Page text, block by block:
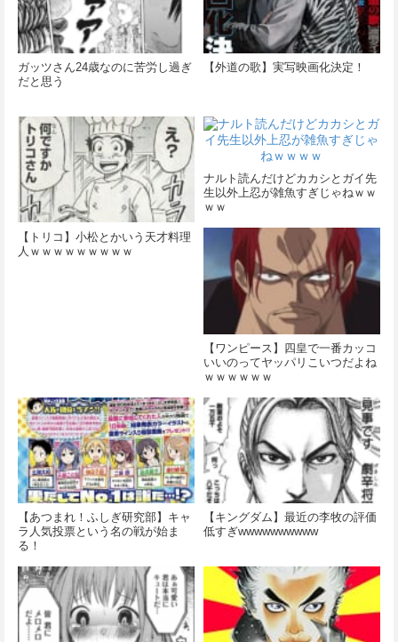
ガッツさん24歳なのに苦労し過ぎ
だと思う
【外道の歌】実写映画化決定！
【トリコ】小松とかいう天才料理
人ｗｗｗｗｗｗｗｗｗ
ナルト読んだけどカカシとガイ先
生以外上忍が雑魚すぎじゃねｗｗ
ｗｗ
【ワンピース】四皇で一番カッコ
いいのってヤッパリこいつだよね
ｗｗｗｗｗｗ
【あつまれ！ふしぎ研究部】キャ
ラ人気投票という名の戦が始ま
る！
【キングダム】最近の李牧の評価
低すぎwwwwwwwwww